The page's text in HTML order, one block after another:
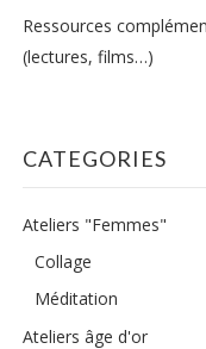
Ressources
(lectures, films…)
CATEGORIES
Ateliers "Femmes"
Collage
Méditation
Ateliers âge d'or